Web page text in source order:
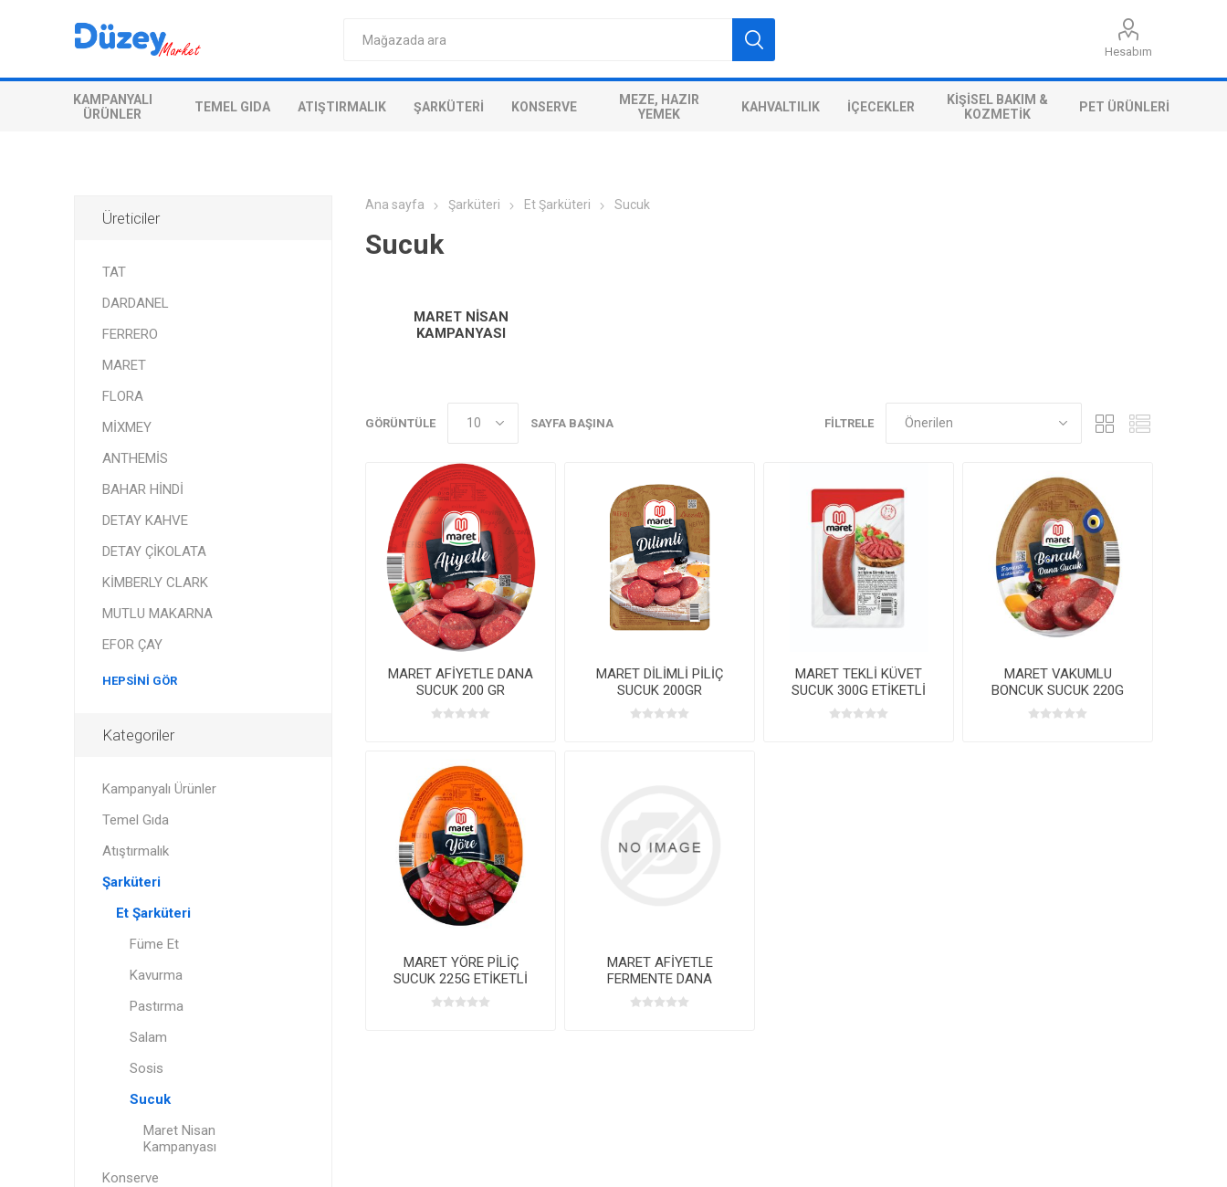
Hesabım
KAMPANYALI
ÜRÜNLER
TEMEL GIDA ATIŞTIRMALIK ŞARKÜTERI KONSERVE
MEZE, HAZIR
YEMEK
KAHVALTILIK İÇECEKLER
KIŞISEL BAKIM &
KOZMETIK
PET ÜRÜNLERI
Ana sayfa Şarküteri Et Şarküteri Sucuk
Sucuk
MARET NISAN
KAMPANYASI
FILTRELE
GÖRÜNTÜLE SAYFA BAŞINA
MARET AFİYETLE DANA
SUCUK 200 GR
MARET DİLİMLİ PİLİÇ
SUCUK 200GR
MARET TEKLİ KÜVET
SUCUK 300G ETİKETLİ
MARET VAKUMLU
BONCUK SUCUK 220G
MARET YÖRE PİLİÇ
SUCUK 225G ETİKETLİ
MARET AFİYETLE
FERMENTE DANA
KANGALSUCUK
Üreticiler
TAT
DARDANEL
FERRERO
MARET
FLORA
MİXMEY
ANTHEMİS
BAHAR HİNDİ
DETAY KAHVE
DETAY ÇİKOLATA
KİMBERLY CLARK
MUTLU MAKARNA
EFOR ÇAY
HEPSINI GÖR
Kategoriler
Kampanyalı Ürünler
Temel Gıda
Atıştırmalık
Şarküteri
Et Şarküteri
Füme Et
Kavurma
Pastırma
Salam
Sosis
Sucuk
Maret Nisan
Kampanyası
Konserve